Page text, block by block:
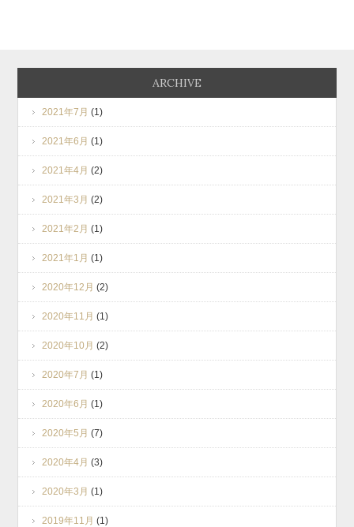
ARCHIVE
2021年7月 (1)
2021年6月 (1)
2021年4月 (2)
2021年3月 (2)
2021年2月 (1)
2021年1月 (1)
2020年12月 (2)
2020年11月 (1)
2020年10月 (2)
2020年7月 (1)
2020年6月 (1)
2020年5月 (7)
2020年4月 (3)
2020年3月 (1)
2019年11月 (1)